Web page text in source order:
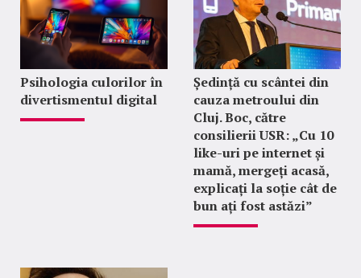
Psihologia culorilor în
divertismentul digital
Ședință cu scântei din
cauza metroului din
Cluj. Boc, către
consilierii USR: „Cu 10
like-uri pe internet și
mamă, mergeți acasă,
explicați la soție cât de
bun ați fost astăzi”